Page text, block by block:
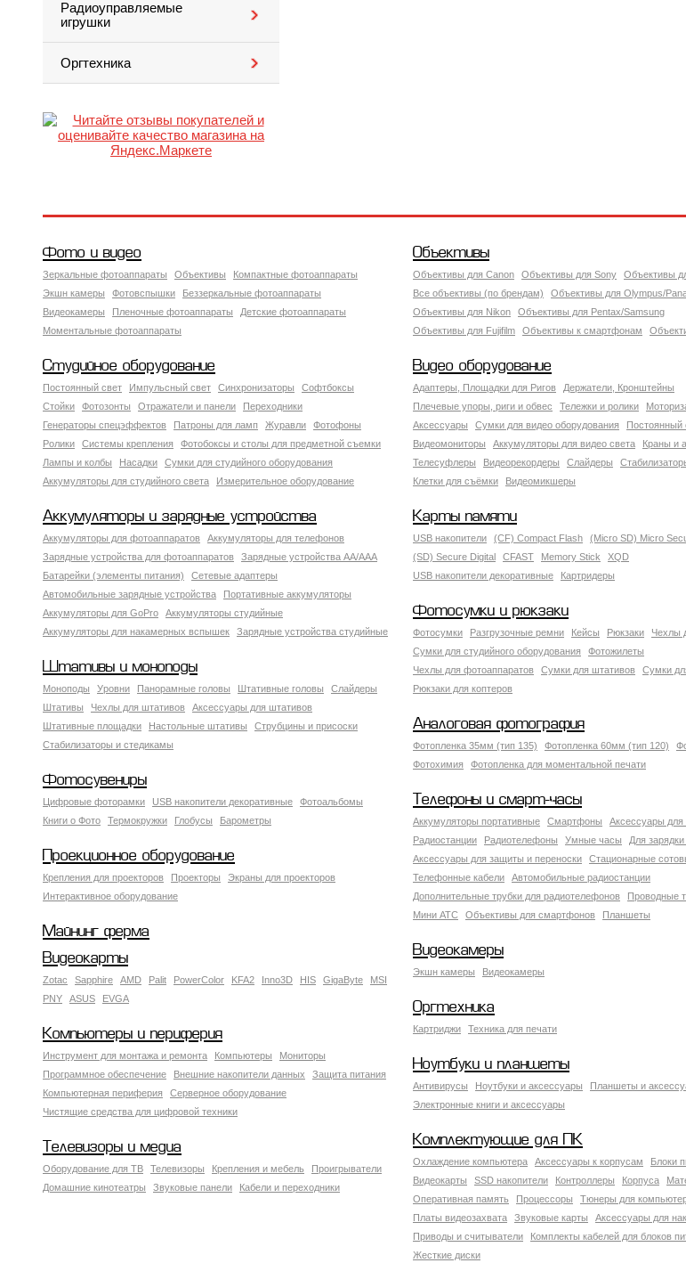
Радиоуправляемые
игрушки
Оргтехника
Фото и видео
Зеркальные фотоаппараты Объективы
Компактные фотоаппараты
Экшн камеры
Фотовспышки
Беззеркальные фотоаппараты
Видеокамеры
Пленочные фотоаппараты
Детские фотоаппараты
Моментальные фотоаппараты
Объективы
Объективы для Canon Объективы для Sony
Объективы
Все объективы (по брендам)
Объективы для Olympus/
Объективы для Nikon
Объективы для Pentax/Samsung
Объективы для Fujifilm
Объективы к смартфонам
Студийное оборудование
Постоянный свет Импульсный свет Синхронизаторы
Софтбоксы
Стойки
Фотозонты Отражатели и панели
Переходники
Генераторы спецэффектов
Патроны для ламп Журавли
Фотофоны
Ролики
Системы крепления
Фотобоксы и столы для предметной съемки
Лампы и колбы
Насадки
Сумки для студийного оборудования
Аккумуляторы для студийного света
Измерительное оборудование
Видео оборудование
Адаптеры, Площадки для Ригов
Держатели, Кронштейны
Плечевые упоры, риги и обвес
Тележки и ролики
Аксессуары
Сумки для видео оборудования
Постоянный
Видеомониторы
Аккумуляторы для видео света
Краны и
Телесуфлеры
Видеорекордеры Слайдеры
Клетки для съёмки
Видеомикшеры
Аккумуляторы и зарядные устройства
Аккумуляторы для фотоаппаратов
Аккумуляторы для телефонов
Зарядные устройства для фотоаппаратов
Зарядные устройства AA/AAA
Батарейки (элементы питания)
Сетевые адаптеры
Автомобильные зарядные устройства
Портативные аккумуляторы
Аккумуляторы для GoPro
Аккумуляторы студийные
Аккумуляторы для накамерных вспышек
Зарядные устройства студийные
Карты памяти
USB накопители (CF) Compact Flash
(Micro SD) Micro
(SD) Secure Digital
CFAST Memory Stick
XQD
USB накопители декоративные
Картридеры
Фотосумки и рюкзаки
Фотосумки Разгрузочные ремни Кейсы Рюкзаки
Чехлы
Сумки для студийного оборудования
Фотожилеты
Чехлы для фотоаппаратов
Сумки для штативов
Сумки
Рюкзаки для коптеров
Штативы и моноподы
Моноподы Уровни Панорамные головы Штативные головы
Слайдеры
Штативы
Чехлы для штативов
Аксессуары для штативов
Штативные площадки
Настольные штативы
Струбцины и присоски
Стабилизаторы и стедикамы
Аналоговая фотография
Фотопленка 35мм (тип 135) Фотопленка 60мм (тип 120)
Фотохимия
Фотопленка для моментальной печати
Фотосувениры
Цифровые фоторамки USB накопители декоративные
Фотоальбомы
Книги о Фото
Термокружки Глобусы Барометры
Телефоны и смарт-часы
Аккумуляторы портативные Смартфоны
Аксессуары
Радиостанции
Радиотелефоны Умные часы
Для
Аксессуары для защиты и переноски
Стационарные
Телефонные кабели
Автомобильные радиостанции
Дополнительные трубки для радиотелефонов
Проводные
Мини АТС
Объективы для смартфонов Планшеты
Проекционное оборудование
Крепления для проекторов Проекторы
Экраны для проекторов
Интерактивное оборудование
Майнинг ферма
Видеокамеры
Экшн камеры Видеокамеры
Видеокарты
Zotac Sapphire AMD Palit PowerColor KFA2 Inno3D HIS GigaByte
MSI
PNY
ASUS EVGA
Оргтехника
Картриджи Техника для печати
Компьютеры и периферия
Инструмент для монтажа и ремонта Компьютеры
Мониторы
Программное обеспечение
Внешние накопители данных
Защита питания
Компьютерная периферия
Серверное оборудование
Чистящие средства для цифровой техники
Ноутбуки и планшеты
Антивирусы Ноутбуки и аксессуары
Планшеты и
Электронные книги и аксессуары
Комплектующие для ПК
Охлаждение компьютера Аксессуары к корпусам
Блоки
Видеокарты
SSD накопители Контроллеры Корпуса
Оперативная память
Процессоры
Тюнеры для
Платы видеозахвата
Звуковые карты
Аксессуары для
Приводы и считыватели
Комплекты кабелей для блоков
Жесткие диски
Телевизоры и медиа
Оборудование для ТВ Телевизоры Крепления и мебель
Проигрыватели
Домашние кинотеатры
Звуковые панели Кабели и переходники